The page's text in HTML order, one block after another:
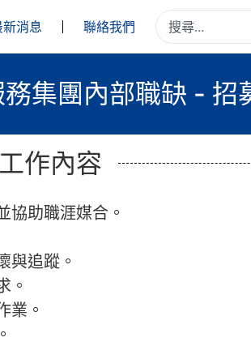
新消息 聯絡我們
集團內部職缺 - 招
工作內容
協助職涯媒合。
與追蹤。
。
業。